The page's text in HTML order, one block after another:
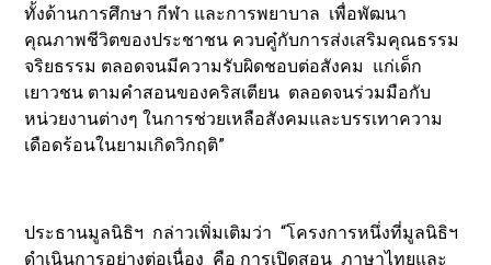
ทั้งด้านการศึกษา กีฬา และการพยาบาล เพื่อพัฒนา
คุณภาพชีวิตของประชาชน ควบคู๋กับการส่งเสริมคุณธรรม
จริยธรรม ตลอดจนมีความรับผิดชอบต่อสังคม แก่เด็ก
เยาวชน ตามคำสอนของคริสเตียน ตลอดจนร่วมมือกับ
หน่วยงานต่างๆ ในการช่วยเหลือสังคมและบรรเทาความ
เดือดร้อนในยามเกิดวิกฤติ”
ประธานมูลนิธิฯ กล่าวเพิ่มเติมว่า “โครงการหนึ่งที่มูลนิธิฯ
ดำเนินการอย่างต่อเนื่อง คือ การเปิดสอน ภาษาไทยและ